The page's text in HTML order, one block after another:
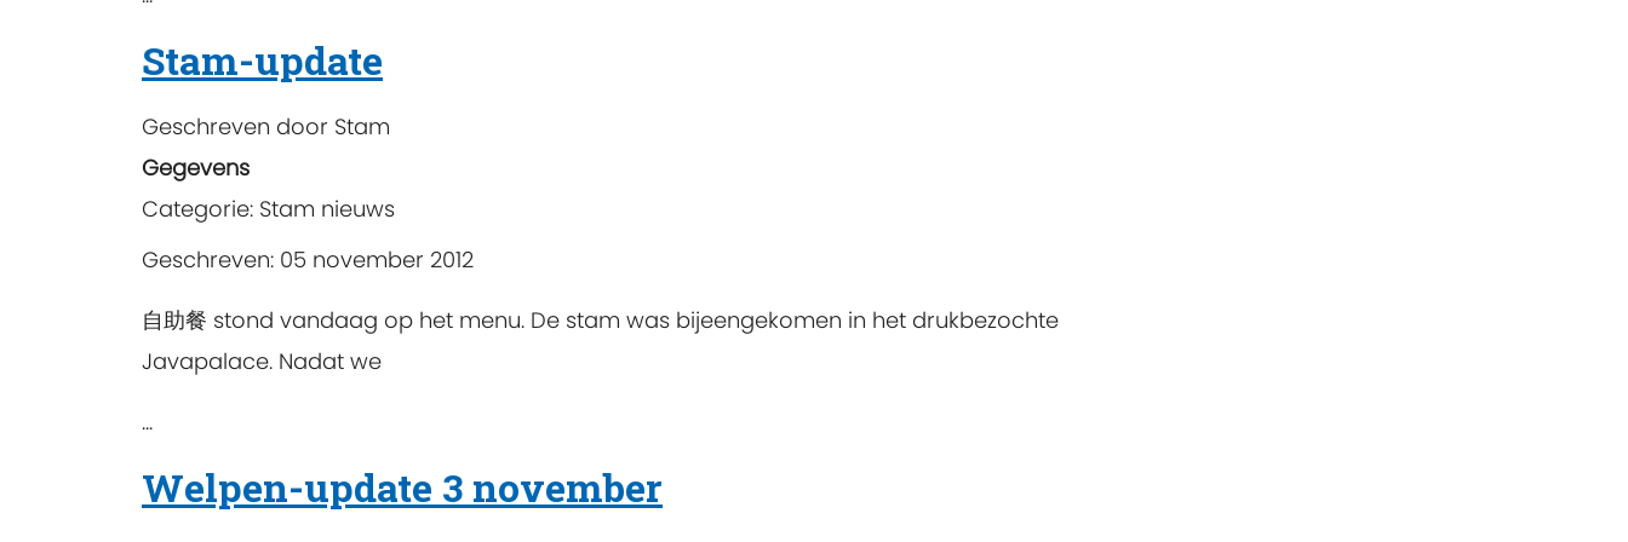
Stam-update
Geschreven door Stam
Gegevens
Categorie: Stam nieuws
Geschreven: 05 november 2012
自助餐 stond vandaag op het menu. De stam was bijeengekomen in het drukbezochte
Javapalace. Nadat we
...
Welpen-update 3 november